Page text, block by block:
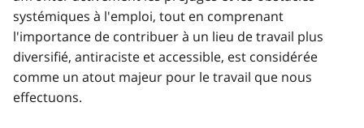
systémiques à l'emploi, tout en comprenant
l'importance de contribuer à un lieu de travail plus
diversifié, antiraciste et accessible, est considérée
comme un atout majeur pour le travail que nous
effectuons.